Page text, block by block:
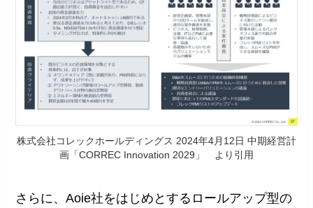
株式会社コレックホールディングス 2024年4月12日 中期経営計
画「CORREC Innovation 2029」 より引用
さらに、Aoie社をはじめとするロールアップ型の